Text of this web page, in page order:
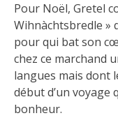
Pour Noël, Gretel
Wihnàchtsbredle »
pour qui bat son
chez ce marchand
langues mais dont
début d’un
bonheur.